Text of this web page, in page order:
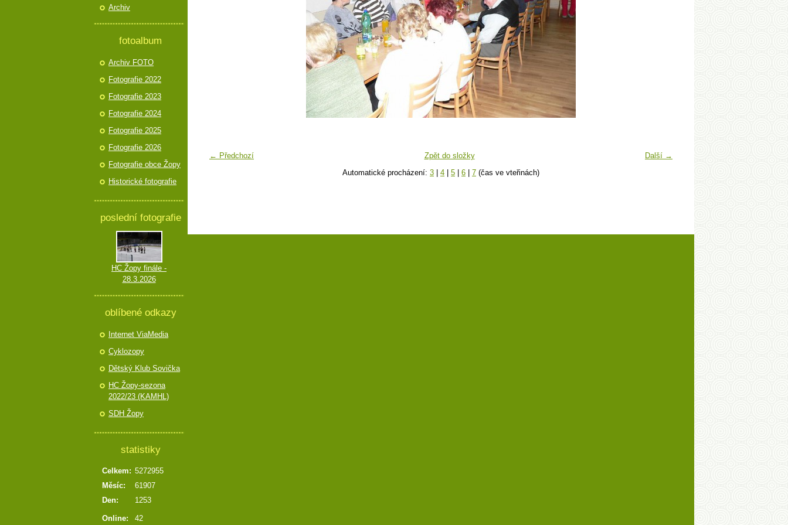
← Předchozí Další →
Zpět do složky
Automatické procházení: 3 4 5 6 7 (čas ve vteřinách)
Archiv
fotoalbum
Archiv FOTO
Fotografie 2022
Fotografie 2023
Fotografie 2024
Fotografie 2025
Fotografie 2026
Fotografie obce Žopy
Historické fotografie
poslední fotografie
HC Žopy finále -
28.3.2026
oblíbené odkazy
Internet ViaMedia
Cyklozopy
Dětský Klub Sovička
HC Žopy-sezona
2022/23 (KAMHL)
SDH Žopy
statistiky
Online: 42
Celkem: 5272955
Měsíc:
61907
Den:
1253